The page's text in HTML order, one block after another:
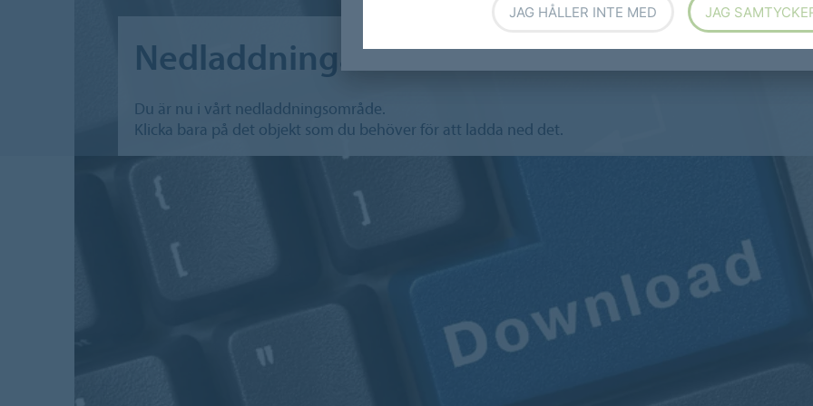
Nedladdningar
Du är nu i vårt nedladdningsområde.
Klicka bara på det objekt som du behöver för att ladda ned det.
JAG HÅLLER INTE MED JAG